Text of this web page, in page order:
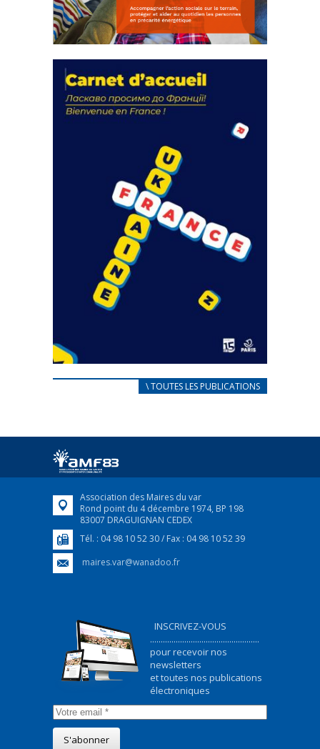
actions
18 septembre 2023
FEUILLETER
CARNET D’ACCUEIL
Afin d’accompagner au mieux les réfugiés
FEUILLETER
\ TOUTES LES PUBLICATIONS
Association des Maires du var
Rond point du 4 décembre 1974, BP 198
83007 DRAGUIGNAN CEDEX
Tél. : 04 98 10 52 30 / Fax : 04 98 10 52 39
maires.var@wanadoo.fr
INSCRIVEZ-VOUS
...................................................
pour recevoir nos
newsletters
et toutes nos publications
électroniques